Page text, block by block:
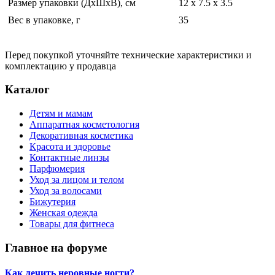
Размер упаковки (ДхШхВ), см
12 x 7.5 x 3.5
Вес в упаковке, г
35
Перед покупкой уточняйте технические характеристики и
комплектацию у продавца
Каталог
Детям и мамам
Аппаратная косметология
Декоративная косметика
Красота и здоровье
Контактные линзы
Парфюмерия
Уход за лицом и телом
Уход за волосами
Бижутерия
Женская одежда
Товары для фитнеса
Главное на форуме
Как лечить неровные ногти?